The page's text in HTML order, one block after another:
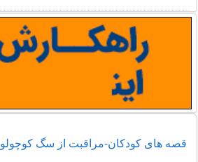
قصه های کودکان-مراقبت از سگ كوچولو